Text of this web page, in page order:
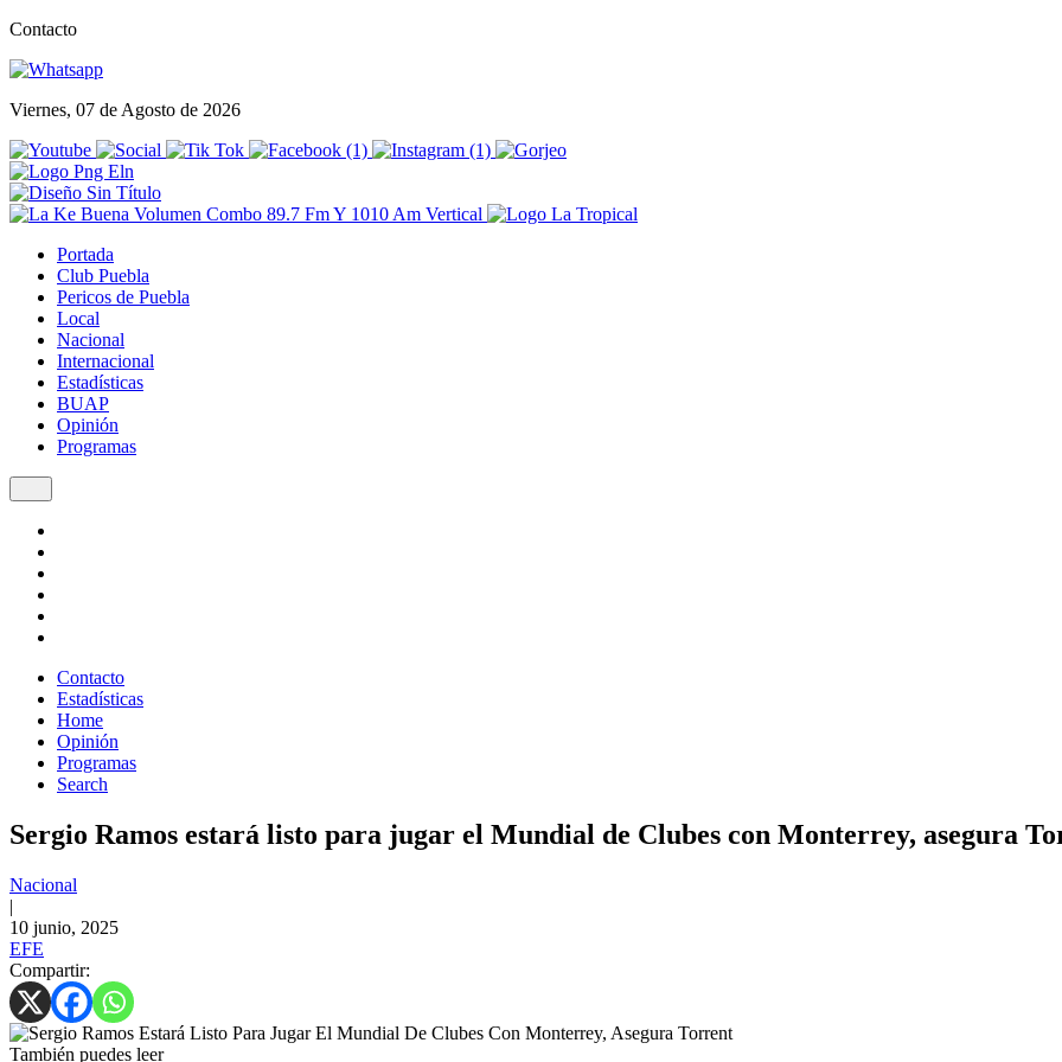
Contacto
Viernes, 07 de Agosto de 2026
Portada
Club Puebla
Pericos de Puebla
Local
Nacional
Internacional
Estadísticas
BUAP
Opinión
Programas
Contacto
Estadísticas
Home
Opinión
Programas
Search
Sergio Ramos estará listo para jugar el Mundial de Clubes con Monterrey, asegura
Nacional
|
10 junio, 2025
EFE
Compartir:
También puedes leer